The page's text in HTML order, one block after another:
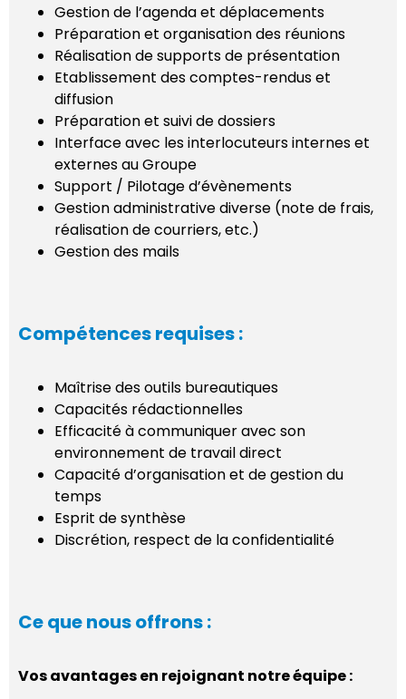
Gestion de l’agenda et déplacements
Préparation et organisation des réunions
Réalisation de supports de présentation
Etablissement des comptes-rendus et
diffusion
Préparation et suivi de dossiers
Interface avec les interlocuteurs internes et
externes au Groupe
Support / Pilotage d’évènements
Gestion administrative diverse (note de frais,
réalisation de courriers, etc.)
Gestion des mails
Compétences requises :
Maîtrise des outils bureautiques
Capacités rédactionnelles
Efficacité à communiquer avec son
environnement de travail direct
Capacité d’organisation et de gestion du
temps
Esprit de synthèse
Discrétion, respect de la confidentialité
Ce que nous offrons :
Vos avantages en rejoignant notre équipe :